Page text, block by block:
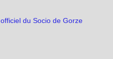
du Socio de Gorze